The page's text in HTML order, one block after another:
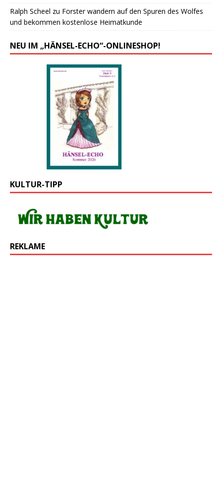
Ralph Scheel zu Forster wandern auf den Spuren des Wolfes
und bekommen kostenlose Heimatkunde
NEU IM „HÄNSEL-ECHO“-ONLINESHOP!
KULTUR-TIPP
REKLAME